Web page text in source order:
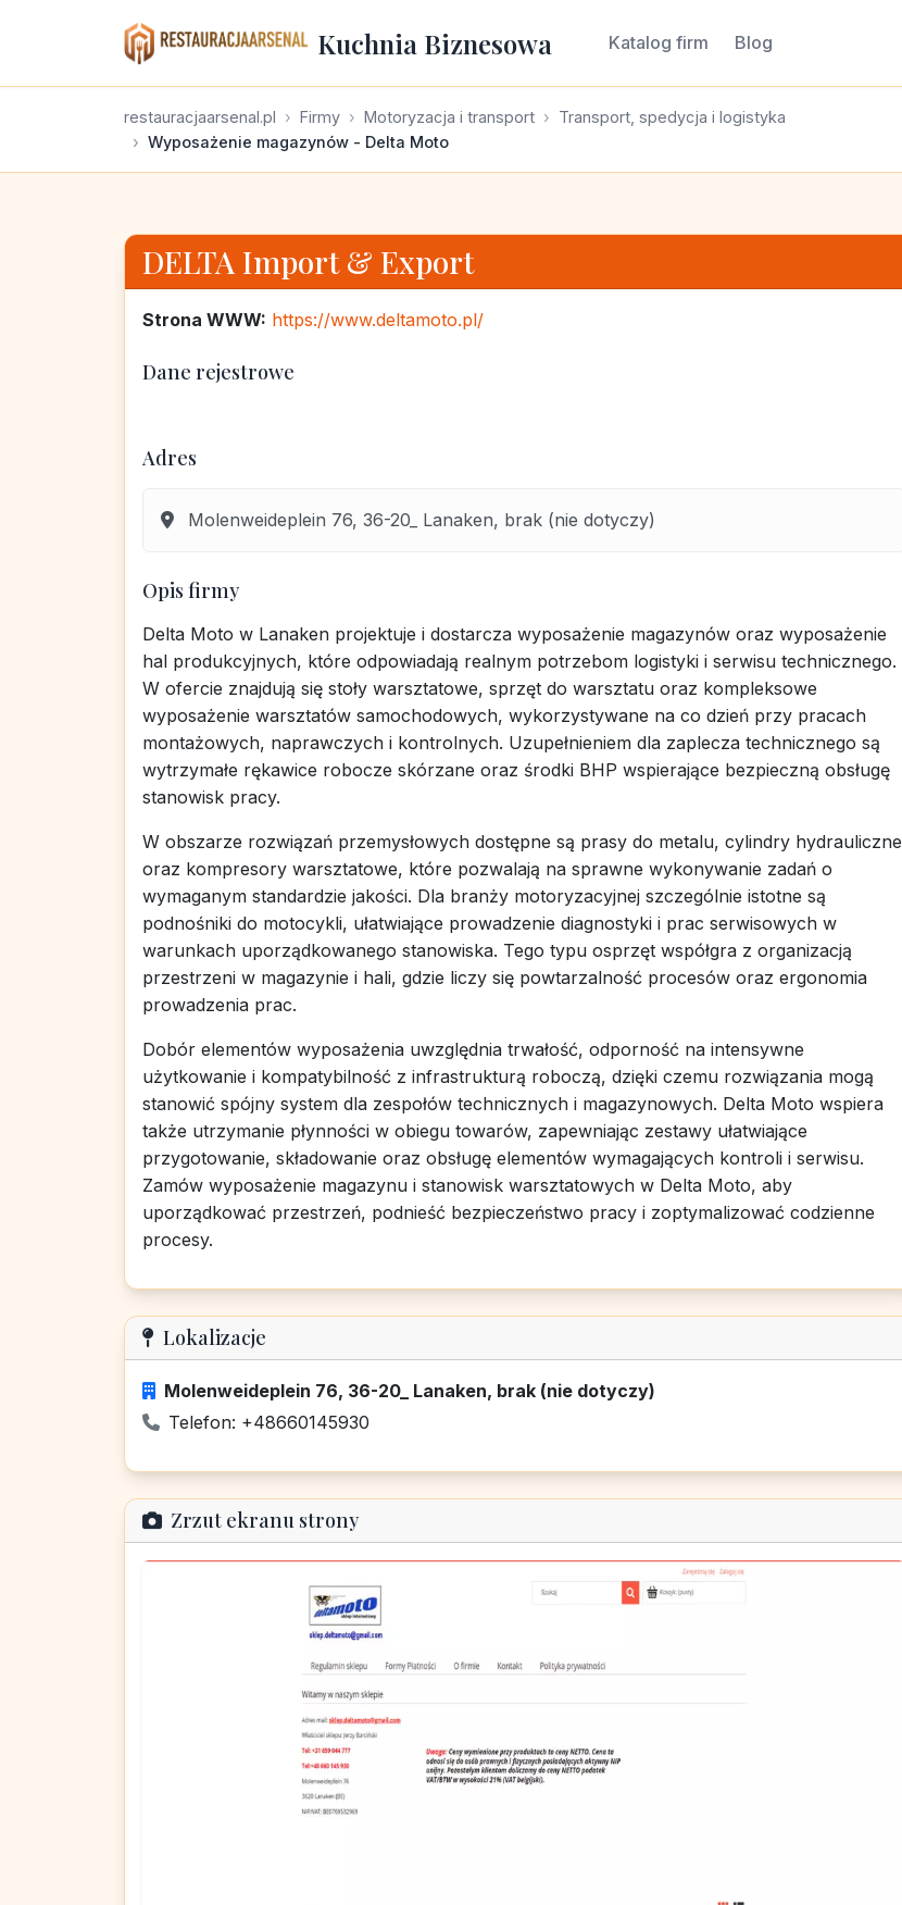
Kuchnia Biznesowa Katalog firm Blog
restauracjaarsenal.pl Firmy Motoryzacja i transport
Transport, spedycja i logistyka
Wyposażenie magazynów - Delta Moto
DELTA Import & Export
Strona WWW: https://www.deltamoto.pl/
Dane rejestrowe
Adres
Molenweideplein 76, 36-20_ Lanaken, brak (nie dotyczy)
Opis firmy
Delta Moto w Lanaken projektuje i dostarcza wyposażenie magazynów oraz wyposażenie
hal produkcyjnych, które odpowiadają realnym potrzebom logistyki i serwisu technicznego.
W ofercie znajdują się stoły warsztatowe, sprzęt do warsztatu oraz kompleksowe
wyposażenie warsztatów samochodowych, wykorzystywane na co dzień przy pracach
montażowych, naprawczych i kontrolnych. Uzupełnieniem dla zaplecza technicznego są
wytrzymałe rękawice robocze skórzane oraz środki BHP wspierające bezpieczną obsługę
stanowisk pracy.
W obszarze rozwiązań przemysłowych dostępne są prasy do metalu, cylindry hydrauliczne
oraz kompresory warsztatowe, które pozwalają na sprawne wykonywanie zadań o
wymaganym standardzie jakości. Dla branży motoryzacyjnej szczególnie istotne są
podnośniki do motocykli, ułatwiające prowadzenie diagnostyki i prac serwisowych w
warunkach uporządkowanego stanowiska. Tego typu osprzęt współgra z organizacją
przestrzeni w magazynie i hali, gdzie liczy się powtarzalność procesów oraz ergonomia
prowadzenia prac.
Dobór elementów wyposażenia uwzględnia trwałość, odporność na intensywne
użytkowanie i kompatybilność z infrastrukturą roboczą, dzięki czemu rozwiązania mogą
stanowić spójny system dla zespołów technicznych i magazynowych. Delta Moto wspiera
także utrzymanie płynności w obiegu towarów, zapewniając zestawy ułatwiające
przygotowanie, składowanie oraz obsługę elementów wymagających kontroli i serwisu.
Zamów wyposażenie magazynu i stanowisk warsztatowych w Delta Moto, aby
uporządkować przestrzeń, podnieść bezpieczeństwo pracy i zoptymalizować codzienne
procesy.
Lokalizacje
Molenweideplein 76, 36-20_ Lanaken, brak (nie dotyczy)
Telefon: +48660145930
Zrzut ekranu strony